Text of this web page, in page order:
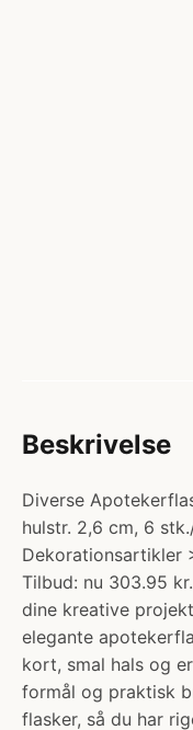
Beskrivelse
Diverse
hulstr. 2,6 cm, 6
Dekorationsartikler
Tilbud: nu 303.95
dine kreative
elegante
kort, smal hals og
formål og praktisk
flasker, så du har